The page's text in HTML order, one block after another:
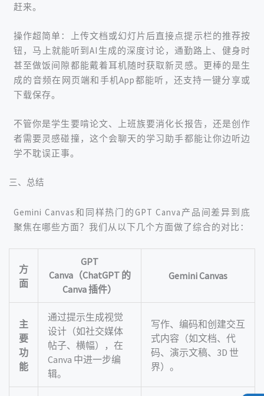
赶来。
操作超简单：
上传文档或幻灯片后直接点提示栏的推荐按
钮，马上就能听到AI生成的深度讨论，通勤路上、健身时
甚至做饭间隙都能戴着耳机随时获取新灵感。 更棒的是生
成的音频在网页端和手机App都能听，还支持一键分享或
下载保存。
不管你是学生要啃论文、上班族要消化长报告，还是创作
者需要灵感碰撞，这个会聊天的学习助手都能让你边听边
学不耽误正事。
三、总结
Gemini Canvas和同样热门的GPT Canva产品间差异到底
聚焦在哪些方面？我们从以下几个方面做了综合的对比：
方
面
GPT
Canva（ChatGPT 的
Canva 插件）
Gemini Canvas
主
要
功
能
通过提示生成视觉
设计（如社交媒体
帖子、横幅），在
Canva 中进一步编
辑。
写作、编码和创建交互
式内容（如文档、代
码、演示文稿、3D 世
界）。